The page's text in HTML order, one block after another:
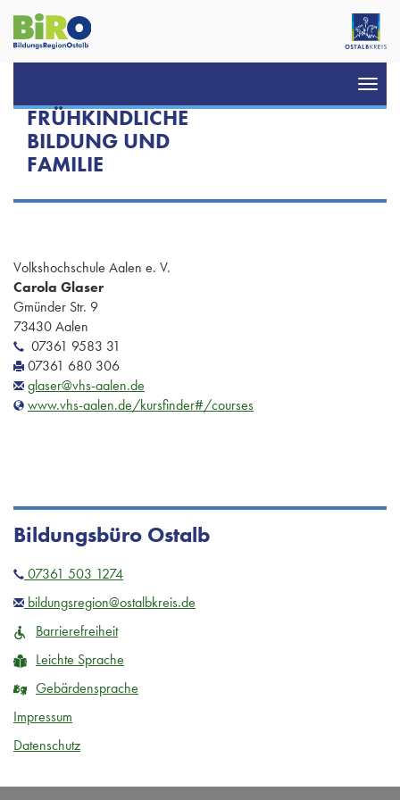
FRÜHKINDLICHE
BILDUNG UND
FAMILIE
Volkshochschule Aalen e. V.
Carola Glaser
Gmünder Str. 9
73430 Aalen
07361 9583 31
07361 680 306
glaser@vhs-aalen.de
www.vhs-aalen.de/kursfinder#/courses
Bildungsbüro Ostalb
07361 503 1274
bildungsregion@ostalbkreis.de
Barrierefreiheit
Leichte Sprache
Gebärdensprache
Impressum
Datenschutz